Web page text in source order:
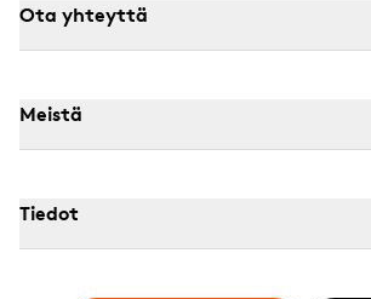
Ota yhteyttä
Meistä
Tiedot